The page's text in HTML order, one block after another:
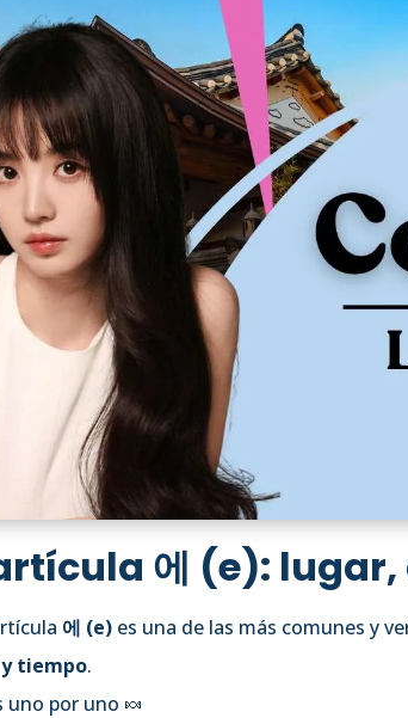
에 (e):
에 (e) es una de las más comunes y
tiempo.
uno por uno 🍬